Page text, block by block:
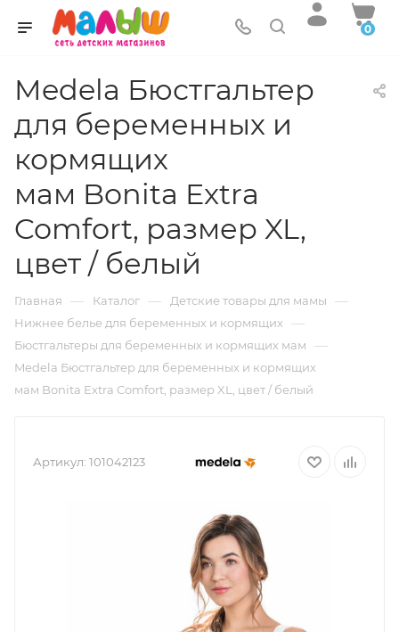
0
Medela Бюстгальтер
для беременных и
кормящих
мам Bonita Extra
Comfort, размер XL,
цвет / белый
Главная — Каталог — Детские товары для мамы —
Нижнее белье для беременных и кормящих —
Бюстгальтеры для беременных и кормящих мам —
Medela Бюстгальтер для беременных и кормящих
мам Bonita Extra Comfort, размер XL, цвет / белый
Артикул: 101042123